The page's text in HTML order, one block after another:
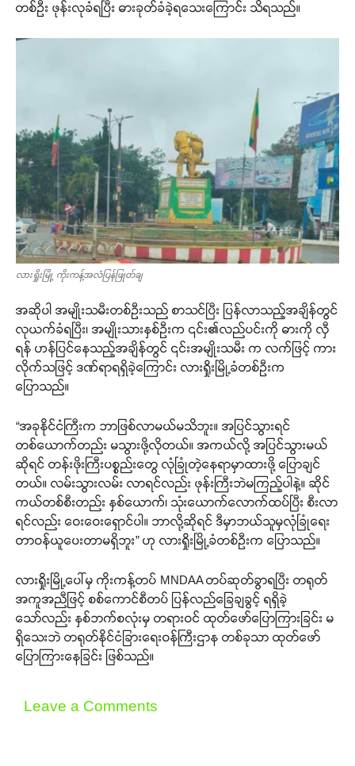
တစ်ဦး ဖုန်းလုခံရပြီး ဓားခုတ်ခံခဲ့ရသေးကြောင်း သိရသည်။
လားရှိုးမြို့ ကိုးကန့်အလံပြန်ဖြုတ်ချ
အဆိုပါ အမျိုးသမီးတစ်ဦးသည် စာသင်ပြီး ပြန်လာသည့်အချိန်တွင်
လုယက်ခံရပြီး၊ အမျိုးသားနှစ်ဦးက ၎င်း၏လည်ပင်းကို ဓားကို လှီ
ရန် ဟန်ပြင်နေသည့်အချိန်တွင် ၎င်းအမျိုးသမီး က လက်ဖြင့် ကား
လိုက်သဖြင့် ဒဏ်ရာရရှိခဲ့ကြောင်း လားရှိုးမြို့ခံတစ်ဦးက
ပြောသည်။
“အခုနိုင်ငံကြီးက ဘာဖြစ်လာမယ်မသိဘူး။ အပြင်သွားရင်
တစ်ယောက်တည်း မသွားဖို့လိုတယ်။ အကယ်လို့ အပြင်သွားမယ်
ဆိုရင် တန်းဖိုးကြီးပစ္စည်းတွေ လုံခြုံတဲ့နေရာမှာထားဖို့ ပြောချင်
တယ်။ လမ်းသွားလမ်း လာရင်လည်း ဖုန်းကြီးဘဲမကြည့်ပါနဲ့။ ဆိုင်
ကယ်တစ်စီးတည်း နှစ်ယောက်၊ သုံးယောက်လောက်ထပ်ပြီး စီးလာ
ရင်လည်း ဝေးဝေးရှောင်ပါ။ ဘာလို့ဆိုရင် ဒီမှာဘယ်သူမှလုံခြုံရေး
ဝာာဝန်ယူပေးတာမရှိဘူး” ဟု လားရှိုးမြို့ခံတစ်ဦးက ပြောသည်။
လားရှိုးမြို့ပေါ်မှ ကိုးကန့်တပ် MNDAA တပ်ဆုတ်ခွာရပြီး တရုတ်
အကူအညီဖြင့် စစ်ကောင်စီတပ် ပြန်လည်ခြေချခွင့် ရရှိခဲ့
သော်လည်း နှစ်ဘက်စလုံးမှ တရားဝင် ထုတ်ဖော်ပြောကြားခြင်း မ
ရှိသေးဘဲ တရုတ်နိုင်ငံခြားရေးဝန်ကြီးဌာန တစ်ခုသာ ထုတ်ဖော်
ပြောကြားနေခြင်း ဖြစ်သည်။
Leave a Comments